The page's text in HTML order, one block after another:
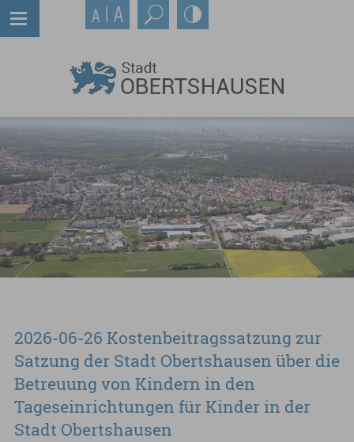
2026-06-26 Kostenbeitragssatzung zur
Satzung der Stadt Obertshausen über die
Betreuung von Kindern in den
Tageseinrichtungen für Kinder in der
Stadt Obertshausen